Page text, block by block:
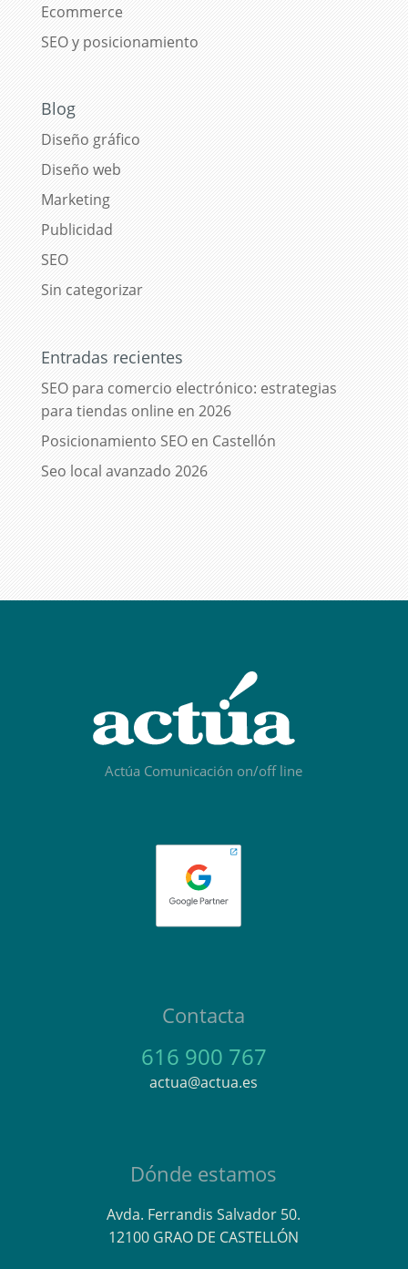
Ecommerce
SEO y posicionamiento
Blog
Diseño gráfico
Diseño web
Marketing
Publicidad
SEO
Sin categorizar
Entradas recientes
SEO para comercio electrónico: estrategias
para tiendas online en 2026
Posicionamiento SEO en Castellón
Seo local avanzado 2026
Actúa Comunicación on/off line
Contacta
616 900 767
actua@actua.es
Dónde estamos
Avda. Ferrandis Salvador 50.
12100 GRAO DE CASTELLÓN